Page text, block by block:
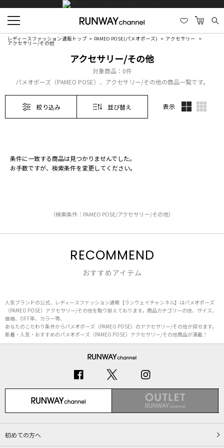
レディースファッション通販トップ PAMEO POSE(パメオポーズ) アクセサリー
アクセサリー/その他
アクセサリー/その他
対象商品： 0件
パメオポーズ（PAMEO POSE）、アクセサリー/その他の商品一覧です。
絞り込み 並び替え 表示
条件に一致する商品は見つかりませんでした。
お手数ですが、検索条件を変更してください。
（検索条件：PAMEO POSE/アクセサリー/その他）
RECOMMEND
おすすめアイテム
人気ブランドの公式、レディースファッション通販【ランウェイチャンネル】はパメオポーズ
（PAMEO POSE）アクセサリー/その他を取り揃えております。商品カテゴリーの他、サイズ、
価格、OFF率、カラー等、
あなたのこだわり条件からパメオポーズ（PAMEO POSE）のアクセサリー/その他が探せます。
新着・人気・おすすめのパメオポーズ（PAMEO POSE）アクセサリー/その他商品が満載！
初めての方へ